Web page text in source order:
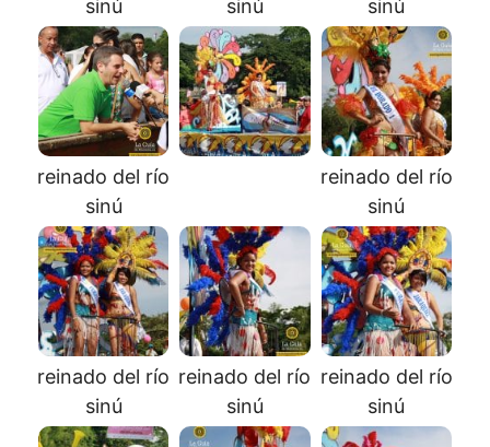
sinú sinú sinú
reinado del río
sinú
reinado del río
sinú
reinado del río
sinú
reinado del río
sinú
reinado del río
sinú